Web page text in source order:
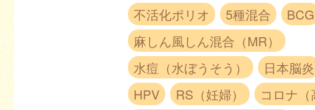
不活化ポリオ
5種混合
BCG
麻しん風しん混合（MR）
水痘（水ぼうそう）
日本脳炎
HPV
RS（妊婦）
コロナ